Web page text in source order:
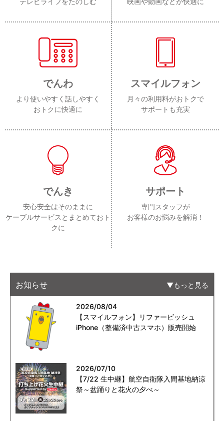
でんわ
より使いやすく話しやすく
おトクに快適に
スマイルフォン
月々の利用料がおトクで
サポートも充実
でんき
安心安全はそのままに
ケーブルサービスとまとめておト
クに
サポート
専門スタッフが
お客様のお悩みを解消！
お知らせ もっと見る
2026/08/04
【スマイルフォン】リファービッシュ
iPhone（整備済中古スマホ）販売開始
2026/07/10
【7/22 生中継】航空自衛隊入間基地納涼
祭～盆踊りと花火の夕べ～